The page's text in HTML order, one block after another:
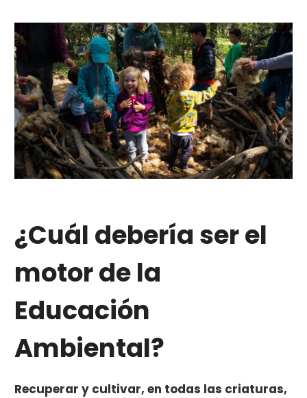
¿Cuál debería ser el
motor de la
Educación
Ambiental?
Recuperar y cultivar, en todas las criaturas,